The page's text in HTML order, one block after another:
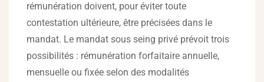
rémunération doivent, pour éviter toute
contestation ultérieure, être précisées dans le
mandat. Le mandat sous seing privé prévoit trois
possibilités : rémunération forfaitaire annuelle,
mensuelle ou fixée selon des modalités